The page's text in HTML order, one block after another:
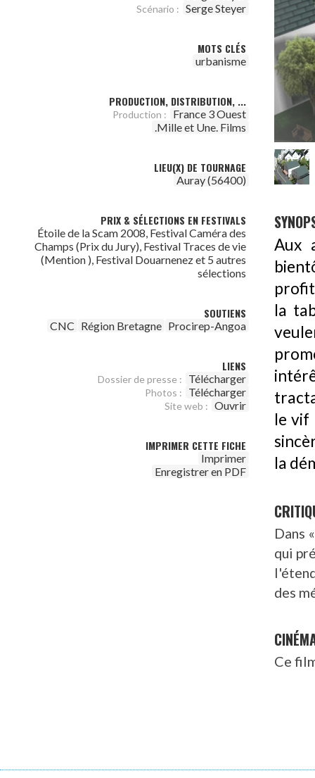
Scénario : Serge Steyer
MOTS CLÉS
urbanisme
PRODUCTION, DISTRIBUTION, ...
Production :
France 3 Ouest
.Mille et Une. Films
LIEU(X) DE TOURNAGE
Auray (56400)
PRIX & SÉLECTIONS EN FESTIVALS
Étoile de la Scam 2008, Festival Caméra des
Champs (Prix du Jury), Festival Traces de vie
(Mention ), Festival Douarnenez et 5 autres
sélections
SOUTIENS
CNC Région Bretagne Procirep-Angoa
LIENS
Dossier de presse : Télécharger
Photos : Télécharger
Site web : Ouvrir
IMPRIMER CETTE FICHE
Imprimer
Enregistrer en PDF
Aux
la
le vif
la
Dans
qui
des
Ce